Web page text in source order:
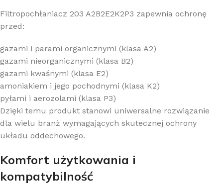
Filtropochłaniacz 203 A2B2E2K2P3 zapewnia ochronę
przed:
gazami i parami organicznymi (klasa A2)
gazami nieorganicznymi (klasa B2)
gazami kwaśnymi (klasa E2)
amoniakiem i jego pochodnymi (klasa K2)
pyłami i aerozolami (klasa P3)
Dzięki temu produkt stanowi uniwersalne rozwiązanie
dla wielu branż wymagających skutecznej ochrony
układu oddechowego.
Komfort użytkowania i
kompatybilność